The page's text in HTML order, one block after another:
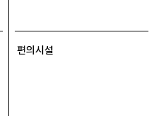
편의시설